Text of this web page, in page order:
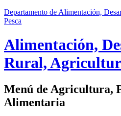
Departamento de Alimentación,
Pesca
Alimentación,
Rural,
Menú de Agricultura,
Alimentaria